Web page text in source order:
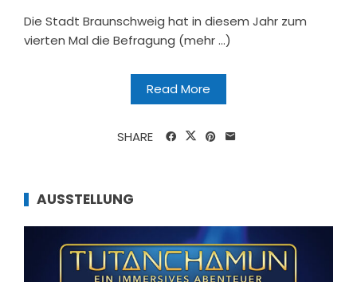
Die Stadt Braunschweig hat in diesem Jahr zum
vierten Mal die Befragung (mehr …)
Read More
SHARE
AUSSTELLUNG